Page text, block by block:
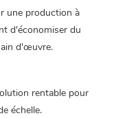
une production à
d'économiser du
d'œuvre.
rentable pour
échelle.